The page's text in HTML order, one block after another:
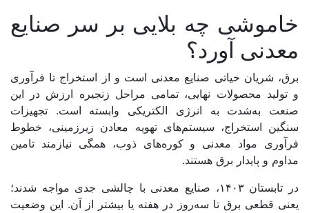
خاموشی چه بلایی بر سر صنایع
معدنی آورد؟
برق، شریان حیاتی صنایع معدنی است و از استخراج تا فرآوری
و تولید محصولات نهایی، تمامی مراحل زنجیره ارزش در این
صنعت به‌شدت به انرژی الکتریکی وابسته است. تجهیزات
سنگین استخراج، سیستم‌های تهویه معادن زیرزمینی، خطوط
فرآوری مواد معدنی و کوره‌‌‌های ذوب، همگی نیازمند تامین
مداوم و پایدار برق هستند.
در تابستان ۱۴۰۳، صنایع معدنی با چالشی جدی مواجه شدند؛
یعنی قطعی برق تا سه‌روز در هفته یا بیشتر از آن. این وضعیت